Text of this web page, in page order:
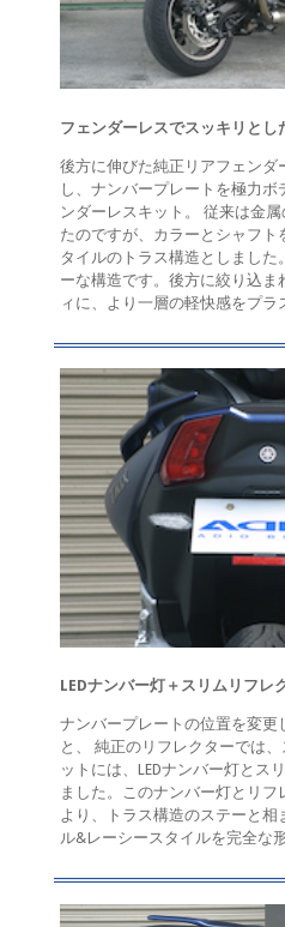
フェンダーレスでスッキリとし
後方に伸びた純正リアフェンダ
し、ナンバープレートを極力ボ
ンダーレスキット。 従来は金
たのですが、カラーとシャフト
タイルのトラス構造としまし
ーな構造です。後方に絞り込
ィに、より一層の軽快感をプラ
LEDナンバー灯＋スリムリフレ
ナンバープレートの位置を変更
と、 純正のリフレクターでは
ットには、LEDナンバー灯とス
ました。このナンバー灯とリ
より、トラス構造のステーと
ル&レーシースタイルを完全な